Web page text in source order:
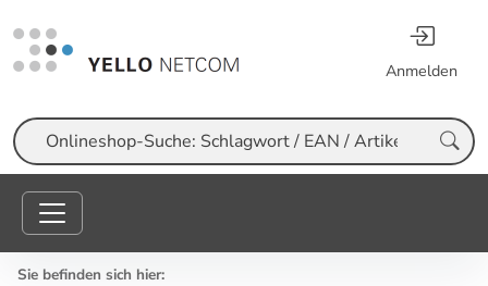
Anmelden
Suche
Sie befinden sich hier: